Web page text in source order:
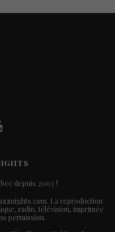
depuis 2003 !
La reproduction
radio, télévision, imprimée
permission.